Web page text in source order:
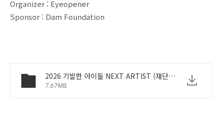
Organizer : Eyeopener
Sponsor : Dam Foundation
2026 기발한 아이들 NEXT ARTIST (재단법인담 x 아이오프너) 리플렛.pdf
7.67MB